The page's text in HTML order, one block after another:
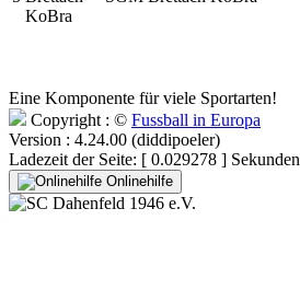
Eine Komponente für viele Sportarten!
Copyright : © Fussball in Europa
Version : 4.24.00 (diddipoeler)
Ladezeit der Seite: [ 0.029278 ] Sekunden
Onlinehilfe